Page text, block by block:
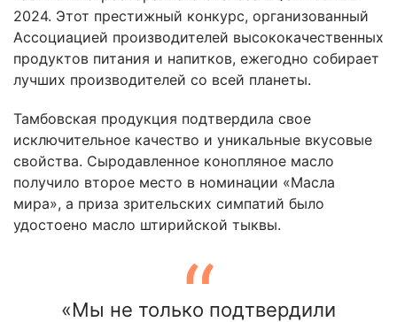
2024. Этот престижный конкурс, организованный
Ассоциацией производителей высококачественных
продуктов питания и напитков, ежегодно собирает
лучших производителей со всей планеты.
Тамбовская продукция подтвердила свое
исключительное качество и уникальные вкусовые
свойства. Сыродавленное конопляное масло
получило второе место в номинации «Масла
мира», а приза зрительских симпатий было
удостоено масло штирийской тыквы.
«Мы не только подтвердили